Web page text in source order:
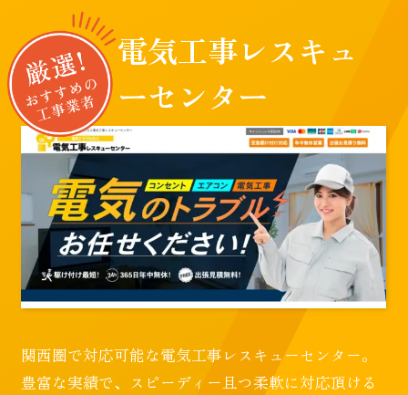
電気工事レスキュ
ーセンター
関西圏で対応可能な電気工事レスキューセンター。
豊富な実績で、スピーディー且つ柔軟に対応頂ける